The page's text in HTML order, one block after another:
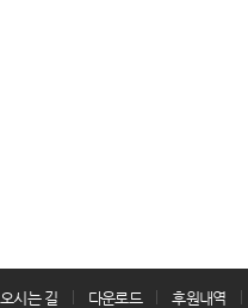
오시는 길 다운로드 후원내역